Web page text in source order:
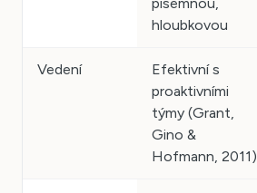
hloubkovou
Vedení
Efektivní s
proaktivními
týmy (Grant,
Gino &
Hofmann, 2011)